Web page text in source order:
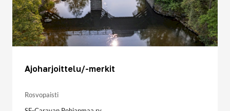
Ajoharjoittelu/-merkit
Rosvopaisti